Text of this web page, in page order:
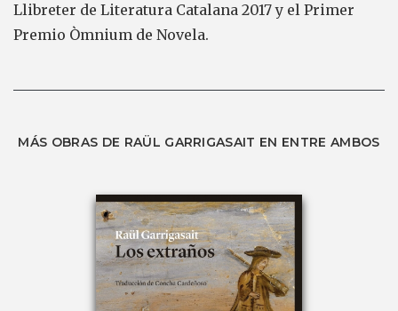
Llibreter de Literatura Catalana 2017 y el Primer
Premio Òmnium de Novela.
MÁS OBRAS DE RAÜL GARRIGASAIT EN ENTRE AMBOS